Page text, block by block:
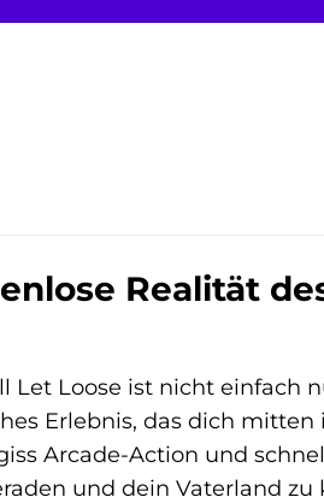
Realität
Loose ist nicht einfach
Erlebnis, das dich
Arcade-Action und
und dein Vaterland